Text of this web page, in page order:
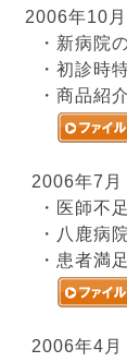
2006年10月
・新病院
・初診時
・商品紹介
2006年7月
・医師不
・八鹿病
・患者満
2006年4月